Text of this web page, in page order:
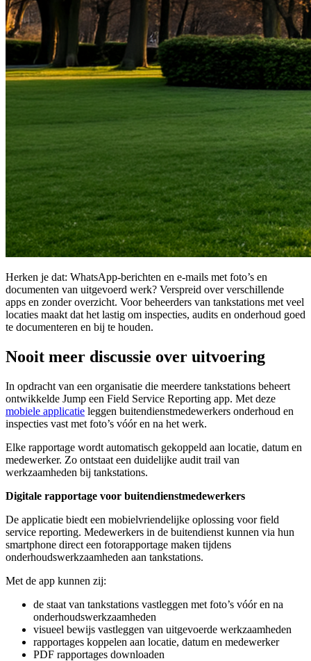
Herken je dat: WhatsApp-berichten en e-mails met foto’s en
documenten van uitgevoerd werk? Verspreid over verschillende
apps en zonder overzicht. Voor beheerders van tankstations met veel
locaties maakt dat het lastig om inspecties, audits en onderhoud goed
te documenteren en bij te houden.
Nooit meer discussie over uitvoering
In opdracht van een organisatie die meerdere tankstations beheert
ontwikkelde Jump een Field Service Reporting app. Met deze
mobiele applicatie leggen buitendienstmedewerkers onderhoud en
inspecties vast met foto’s vóór en na het werk.
Elke rapportage wordt automatisch gekoppeld aan locatie, datum en
medewerker. Zo ontstaat een duidelijke audit trail van
werkzaamheden bij tankstations.
Digitale rapportage voor buitendienstmedewerkers
De applicatie biedt een mobielvriendelijke oplossing voor field
service reporting. Medewerkers in de buitendienst kunnen via hun
smartphone direct een fotorapportage maken tijdens
onderhoudswerkzaamheden aan tankstations.
Met de app kunnen zij:
de staat van tankstations vastleggen met foto’s vóór en na
onderhoudswerkzaamheden
visueel bewijs vastleggen van uitgevoerde werkzaamheden
rapportages koppelen aan locatie, datum en medewerker
PDF rapportages downloaden